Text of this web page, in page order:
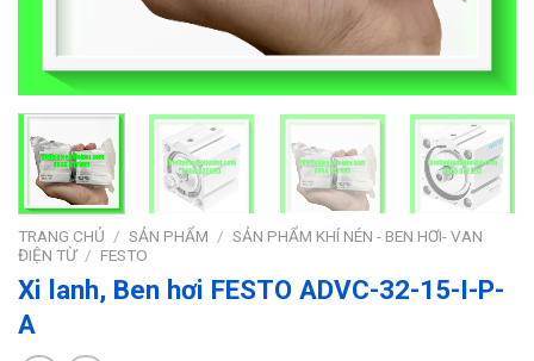
TRANG CHỦ / SẢN PHẨM / SẢN PHẨM KHÍ NÉN - BEN HƠI- VAN
ĐIỆN TỪ / FESTO
Xi lanh, Ben hơi FESTO ADVC-32-15-I-P-
A